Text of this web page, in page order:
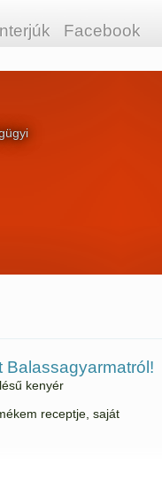
Facebook
Balassagyarmatról!
kenyér
receptje, saját